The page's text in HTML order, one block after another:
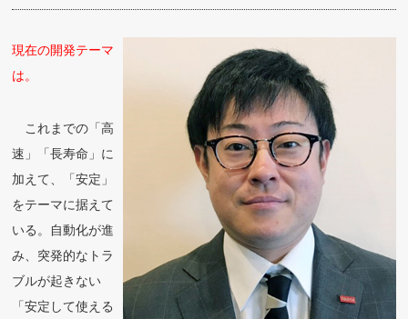
現在の開発テーマ
は。
これまでの「高
速」「長寿命」に
加えて、「安定」
をテーマに据えて
いる。自動化が進
み、突発的なトラ
ブルが起きない
「安定して使える